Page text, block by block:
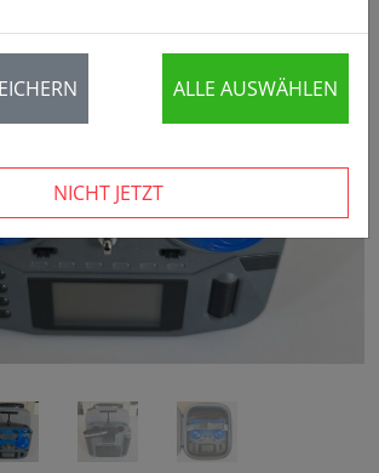
›
ALLE AUSWÄHLEN
NICHT JETZT